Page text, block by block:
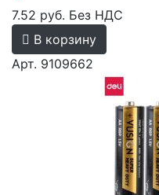
7.52 руб. Без НДС
В корзину
Арт. 9109662